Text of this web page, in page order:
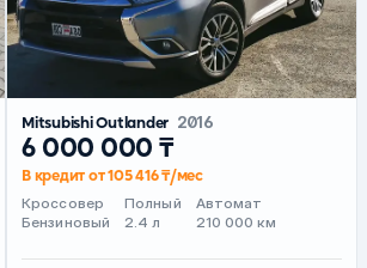
Mitsubishi Outlander 2016
6 000 000 ₸
В кредит от 105 416 ₸/мес
Кроссовер
Бензиновый
Полный
2.4 л
Автомат
210 000 км